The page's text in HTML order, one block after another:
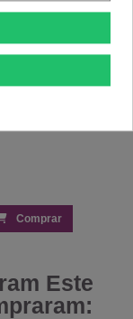
Comprar
Este